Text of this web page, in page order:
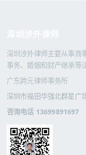
深圳涉外律师主要从事商
事务、婚姻和财产继承等
广东跨元律师事务所
深圳市福田华强北群星广
咨询电话 13699891697